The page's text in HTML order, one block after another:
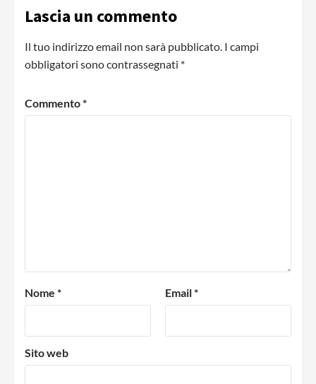
Lascia un commento
Il tuo indirizzo email non sarà pubblicato. I campi
obbligatori sono contrassegnati *
Commento*
Nome * Email*
Sito web